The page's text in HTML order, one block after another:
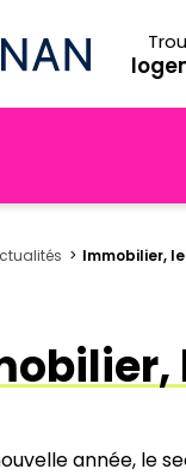
Immobilier,
année, le